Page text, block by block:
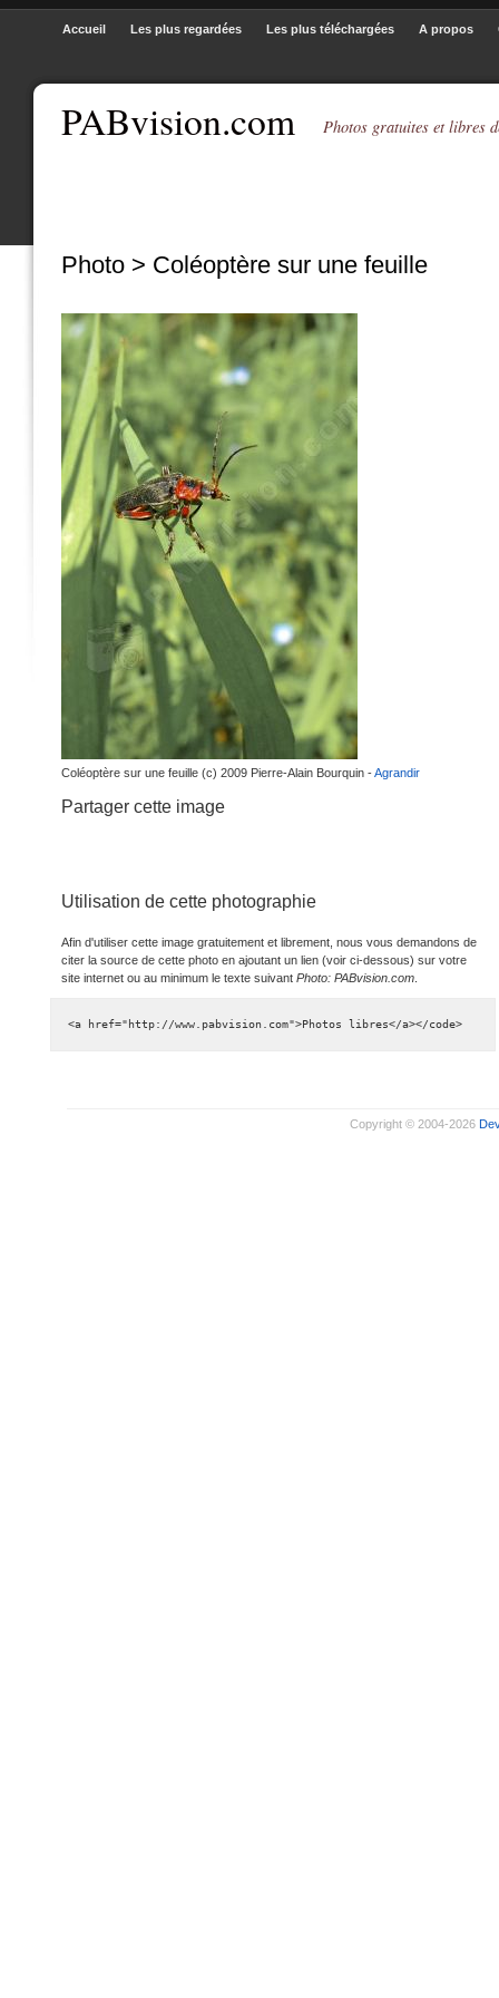
PABvision.com Photos gratuites et libres
Accueil Les plus regardées Les plus téléchargées A propos
Photo > Coléoptère sur une feuille
Coléoptère sur une feuille (c) 2009 Pierre-Alain Bourquin -Agrandir
Partager cette image
Utilisation de cette photographie
Afin d'utiliser cette image gratuitement et librement, nous vous demandons de
citer la source de cette photo en ajoutant un lien (voir ci-dessous) sur votre
site internet ou au minimum le texte suivant Photo: PABvision.com
<a href="http://www.pabvision.com">Photos libres</a></code>
Copyright © 2004-2026